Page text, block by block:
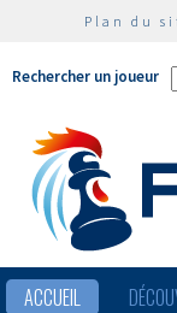
Plan du
Rechercher un joueur
ACCUEIL